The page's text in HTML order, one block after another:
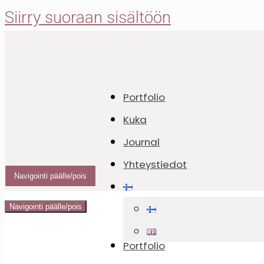
Siirry suoraan sisältöön
Portfolio
Kuka
Journal
Yhteystiedot
Navigointi päälle/pois
Navigointi päälle/pois
Portfolio
Banaanikakku
16.01.2022